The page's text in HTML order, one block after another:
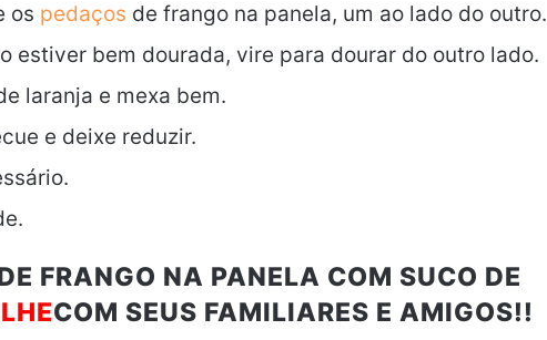
os pedaços de frango na panela, um ao lado do outro.
estiver bem dourada, vire para dourar do outro lado.
laranja e mexa bem.
e deixe reduzir.
FRANGO NA PANELA COM SUCO DE
COM SEUS FAMILIARES E AMIGOS!!